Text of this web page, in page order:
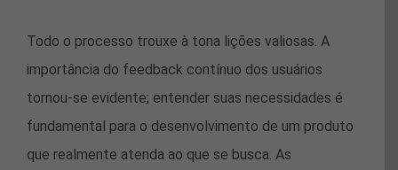
Todo o processo trouxe à tona lições valiosas. A
importância do feedback contínuo dos usuários
tornou-se evidente; entender suas necessidades é
fundamental para o desenvolvimento de um produto
que realmente atenda ao que se busca. As